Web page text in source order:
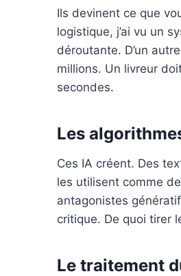
Ils devinent ce que
logistique, j’ai vu un
déroutante. D’un
millions. Un livreur
secondes.
Les
Ces IA créent. Des
les utilisent comme
antagonistes
critique. De quoi tirer
Le traitement